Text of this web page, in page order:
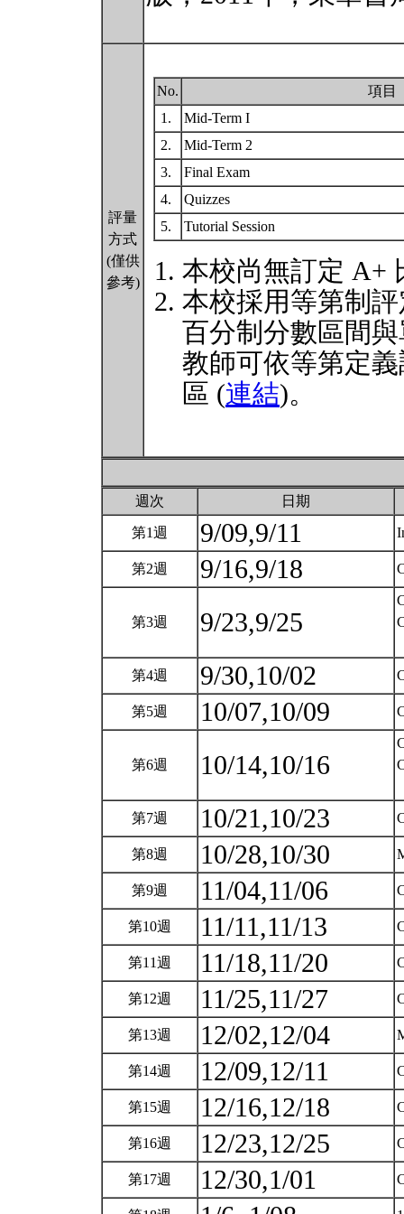
評量
方式
(僅供
參考)
No.
項目
1.
Mid-Term I
2.
Mid-Term 2
3.
Final Exam
4.
Quizzes
5.
Tutorial Session
本校尚無訂定 A+
本校採用等第制
百分制分數區間
教師可依等第定
區 (連結)。
週次 日期
第1週 9/09,9/11
第2週 9/16,9/18
第3週 9/23,9/25
第4週 9/30,10/02
第5週 10/07,10/09
第6週 10/14,10/16
第7週 10/21,10/23
第8週 10/28,10/30
第9週 11/04,11/06
第10週 11/11,11/13
第11週 11/18,11/20
第12週 11/25,11/27
第13週 12/02,12/04
第14週 12/09,12/11
第15週 12/16,12/18
第16週 12/23,12/25
第17週 12/30,1/01